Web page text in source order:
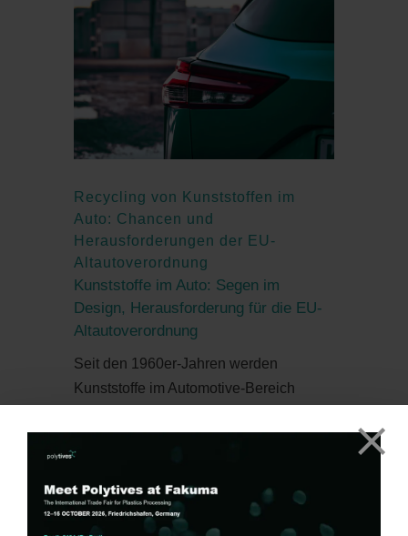
Recycling von Kunststoffen im
Auto: Chancen und
Herausforderungen der EU-
Altautoverordnung
Kunststoffe im Auto: Segen im
Design, Herausforderung für die EU-
Altautoverordnung
Seit den 1960er-Jahren werden
Kunststoffe im Automotive-Bereich
weiterhin wichtige Materialien sind,
rangieren Kunststoffe mittlerweile bei
einem Anteil an der Gesamtmasse eines
Fahrzeugs von durchschnittlich 15 %,